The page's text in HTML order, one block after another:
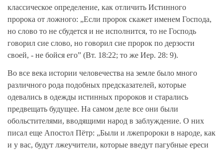
классическое определение, как отличить Истинного
пророка от ложного: „Если пророк скажет именем Господа,
но слово то не сбудется и не исполнится, то не Господь
говорил сие слово, но говорил сие пророк по дерзости
своей, - не бойся его” (Вт. 18:22; то же Иер. 28: 9).
Во все века истории человечества на земле было много
различного рода подобных предсказателей, которые
одевались в одежды истинных пророков и старались
предвещать будущее. На самом деле все они были
обольстителями, вводящими народ в заблуждение. О них
писал еще Апостол Пётр: „Были и лжепророки в народе, как
и у вас, будут лжеучители, которые введут пагубные ереси